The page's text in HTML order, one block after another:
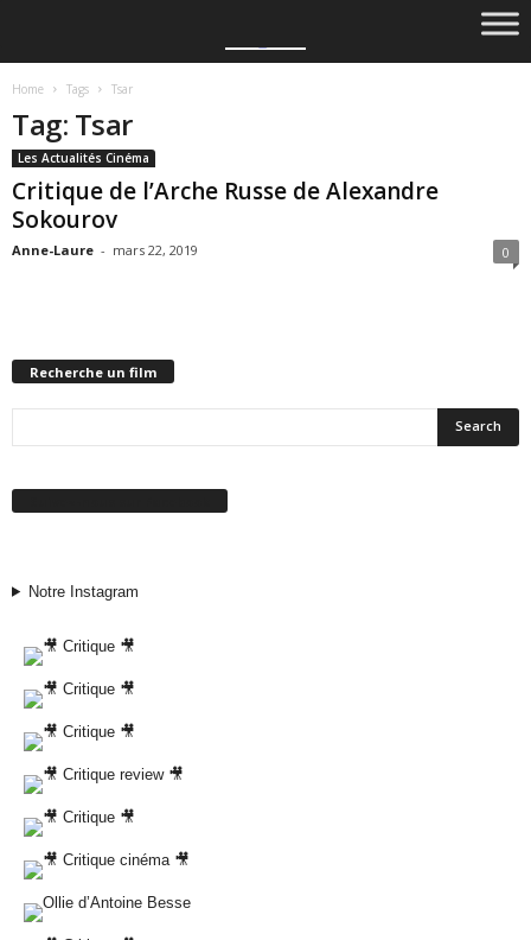
Home Tags Tsar
Tag: Tsar
Les Actualités Cinéma
Critique de l’Arche Russe de Alexandre
Sokourov
Anne-Laure - mars 22, 2019 0
Recherche un film
Notre Instagram